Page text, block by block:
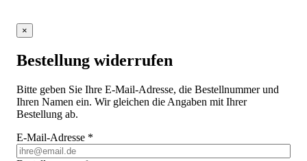
×
Bestellung widerrufen
Bitte geben Sie Ihre E-Mail-Adresse, die Bestellnummer und
Ihren Namen ein. Wir gleichen die Angaben mit Ihrer
Bestellung ab.
E-Mail-Adresse *